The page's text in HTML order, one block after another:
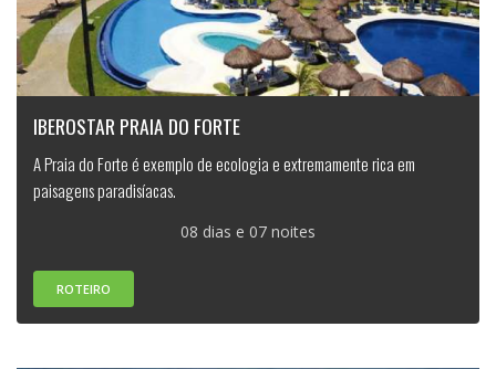
IBEROSTAR PRAIA DO FORTE
A Praia do Forte é exemplo de ecologia e extremamente rica em
paisagens paradisíacas.
08 dias e 07 noites
ROTEIRO